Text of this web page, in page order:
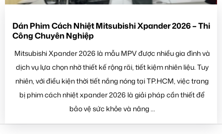
Dán Phim Cách Nhiệt Mitsubishi Xpander 2026 – Thi
Công Chuyên Nghiệp
Mitsubishi Xpander 2026 là mẫu MPV được nhiều gia đình và
dịch vụ lựa chọn nhờ thiết kế rộng rãi, tiết kiệm nhiên liệu. Tuy
nhiên, với điều kiện thời tiết nắng nóng tại TP.HCM, việc trang
bị phim cách nhiệt xpander 2026 là giải pháp cần thiết để
bảo vệ sức khỏe và nâng ...